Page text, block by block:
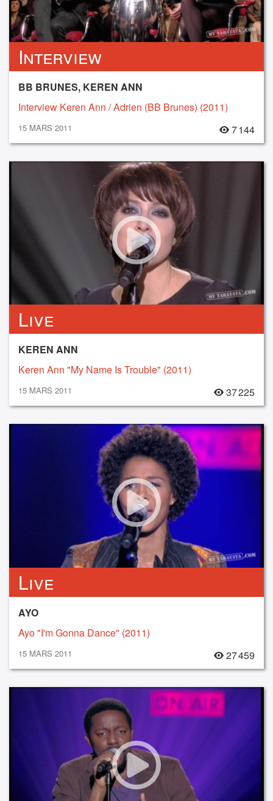
Interview
BB BRUNES, KEREN ANN
Interview Keren Ann / Adrien (BB Brunes) (2011)
15 MARS 2011 7 144
Live
KEREN ANN
Keren Ann "My Name Is Trouble" (2011)
15 MARS 2011 37 225
Live
AYO
Ayo "I'm Gonna Dance" (2011)
15 MARS 2011 27 459